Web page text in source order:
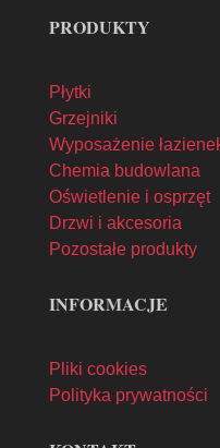
PRODUKTY
Płytki
Grzejniki
Wyposażenie
Chemia budowlana
Oświetlenie i osprzęt
Drzwi i akcesoria
Pozostałe produkty
INFORMACJE
Pliki cookies
Polityka prywatności